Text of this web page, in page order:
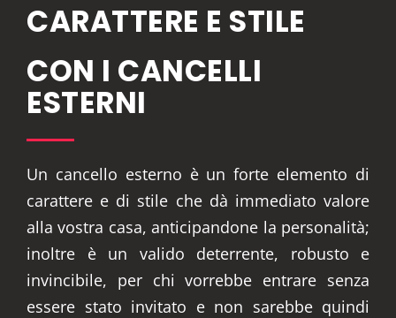
CARATTERE E STILE
CON I CANCELLI
ESTERNI
Un cancello esterno è un forte elemento di
carattere e di stile che dà immediato valore
alla vostra casa, anticipandone la personalità;
inoltre è un valido deterrente, robusto e
invincibile, per chi vorrebbe entrare senza
essere stato invitato e non sarebbe quindi